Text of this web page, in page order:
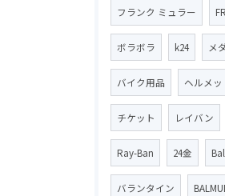
フランク ミュラー
ボラボラ k24 メ
バイク用品 ヘルメッ
チケット レイバン
Ray-Ban 24金
バランタイン